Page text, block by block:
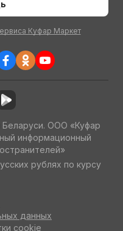
Куфар Маркет
ООО «Куфар
информационный
рублях по курсу
данных
cookie